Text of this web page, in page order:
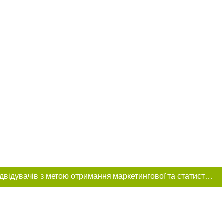
Цей сайт використовує «cookies». Також веб-сайт використовує інтернет-сервіс для збору технічних даних стосовно відвідувачів з метою отримання маркетингової та статистичної інформації. Умови обробки даних відвідувачів сайту див.